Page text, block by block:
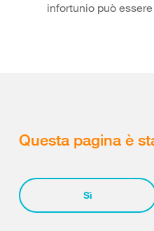
infortunio può
Questa pagina è
Sì